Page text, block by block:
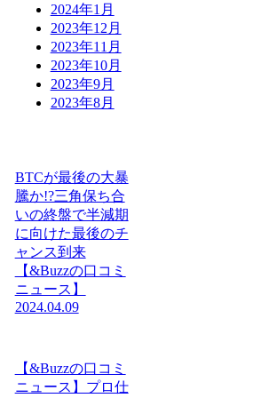
2024年1月
2023年12月
2023年11月
2023年10月
2023年9月
2023年8月
BTCが最後の大暴
騰か!?三角保ち合
いの終盤で半減期
に向けた最後のチ
ャンス到来
【&Buzzの口コミ
ニュース】
2024.04.09
【&Buzzの口コミ
ニュース】プロ仕